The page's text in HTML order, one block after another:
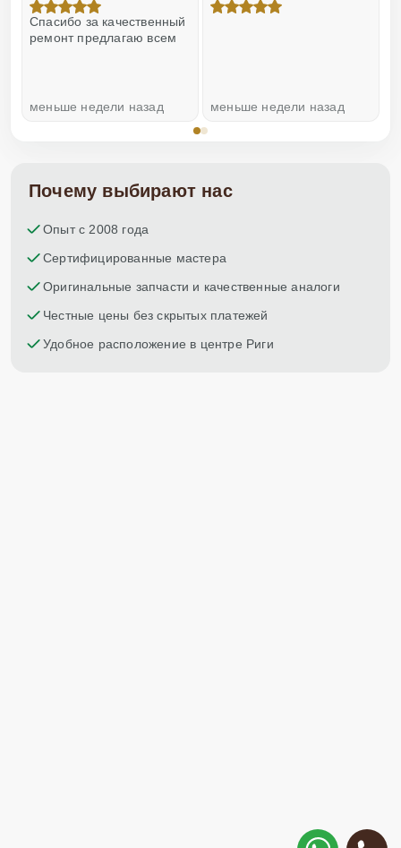
Спасибо за качественный
ремонт предлагаю всем
меньше недели назад меньше недели назад
Почему выбирают нас
Опыт с 2008 года
Сертифицированные мастера
Оригинальные запчасти и качественные аналоги
Честные цены без скрытых платежей
Удобное расположение в центре Риги